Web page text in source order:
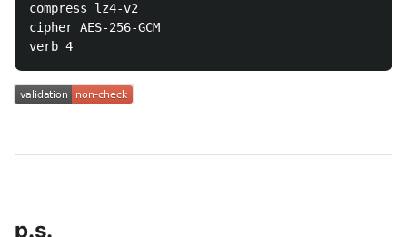
compress lz4-v2
cipher AES-256-GCM
p.s.